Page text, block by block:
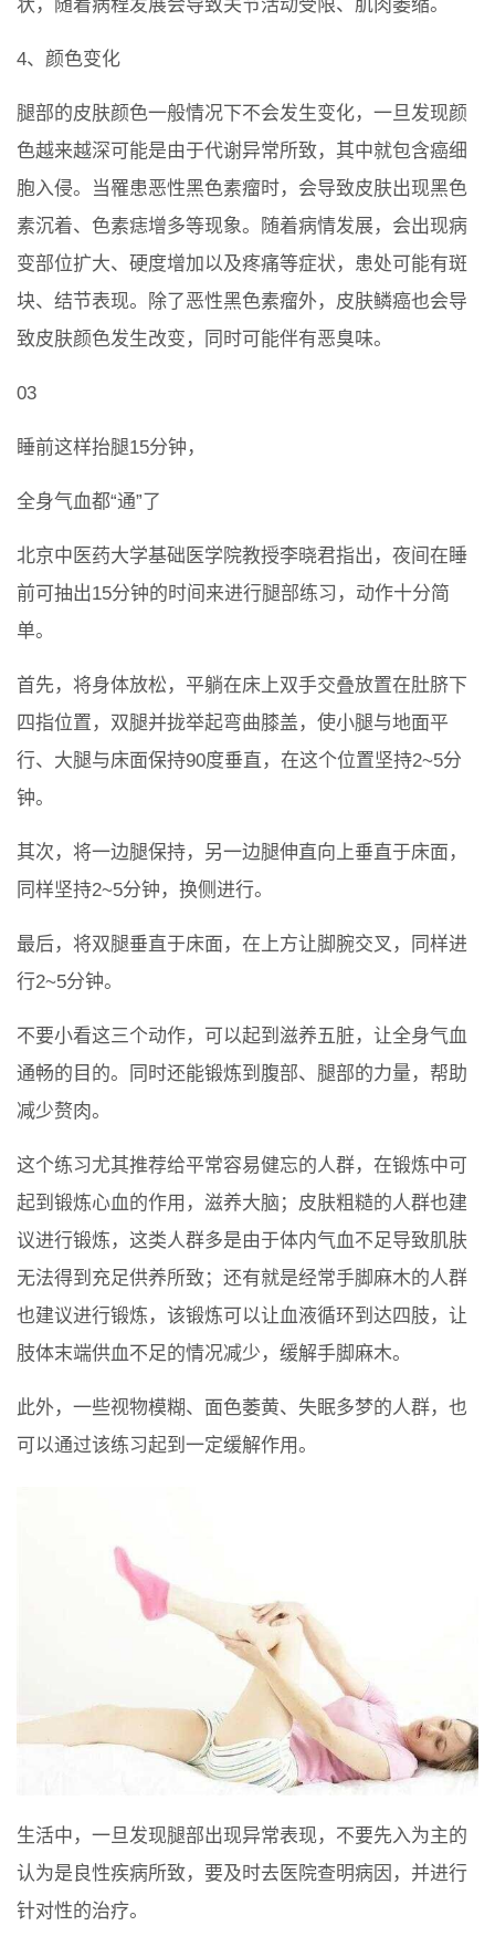
状，随着病程发展会导致关节活动受限、肌肉萎缩。
4、颜色变化
腿部的皮肤颜色一般情况下不会发生变化，一旦发现颜
色越来越深可能是由于代谢异常所致，其中就包含癌细
胞入侵。当罹患恶性黑色素瘤时，会导致皮肤出现黑色
素沉着、色素痣增多等现象。随着病情发展，会出现病
变部位扩大、硬度增加以及疼痛等症状，患处可能有斑
块、结节表现。除了恶性黑色素瘤外，皮肤鳞癌也会导
致皮肤颜色发生改变，同时可能伴有恶臭味。
03
睡前这样抬腿15分钟，
全身气血都“通”了
北京中医药大学基础医学院教授李晓君指出，夜间在睡
前可抽出15分钟的时间来进行腿部练习，动作十分简
单。
首先，将身体放松，平躺在床上双手交叠放置在肚脐下
四指位置，双腿并拢举起弯曲膝盖，使小腿与地面平
行、大腿与床面保持90度垂直，在这个位置坚持2~5分
钟。
其次，将一边腿保持，另一边腿伸直向上垂直于床面，
同样坚持2~5分钟，换侧进行。
最后，将双腿垂直于床面，在上方让脚腕交叉，同样进
行2~5分钟。
不要小看这三个动作，可以起到滋养五脏，让全身气血
通畅的目的。同时还能锻炼到腹部、腿部的力量，帮助
减少赘肉。
这个练习尤其推荐给平常容易健忘的人群，在锻炼中可
起到锻炼心血的作用，滋养大脑；皮肤粗糙的人群也建
议进行锻炼，这类人群多是由于体内气血不足导致肌肤
无法得到充足供养所致；还有就是经常手脚麻木的人群
也建议进行锻炼，该锻炼可以让血液循环到达四肢，让
肢体末端供血不足的情况减少，缓解手脚麻木。
此外，一些视物模糊、面色萎黄、失眠多梦的人群，也
可以通过该练习起到一定缓解作用。
生活中，一旦发现腿部出现异常表现，不要先入为主的
认为是良性疾病所致，要及时去医院查明病因，并进行
针对性的治疗。